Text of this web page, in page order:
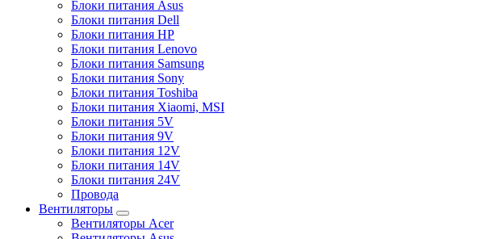
Блоки питания Asus
Блоки питания Dell
Блоки питания HP
Блоки питания Lenovo
Блоки питания Samsung
Блоки питания Sony
Блоки питания Toshiba
Блоки питания Xiaomi, MSI
Блоки питания 5V
Блоки питания 9V
Блоки питания 12V
Блоки питания 14V
Блоки питания 24V
Провода
Вентиляторы
Вентиляторы Acer